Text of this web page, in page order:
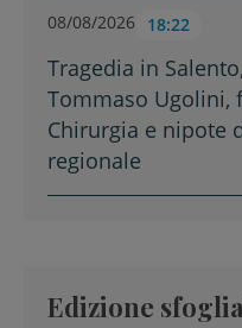
08/08/2026 18:22
Tragedia in
Tommaso
Chirurgia e nipote
regionale
Edizione